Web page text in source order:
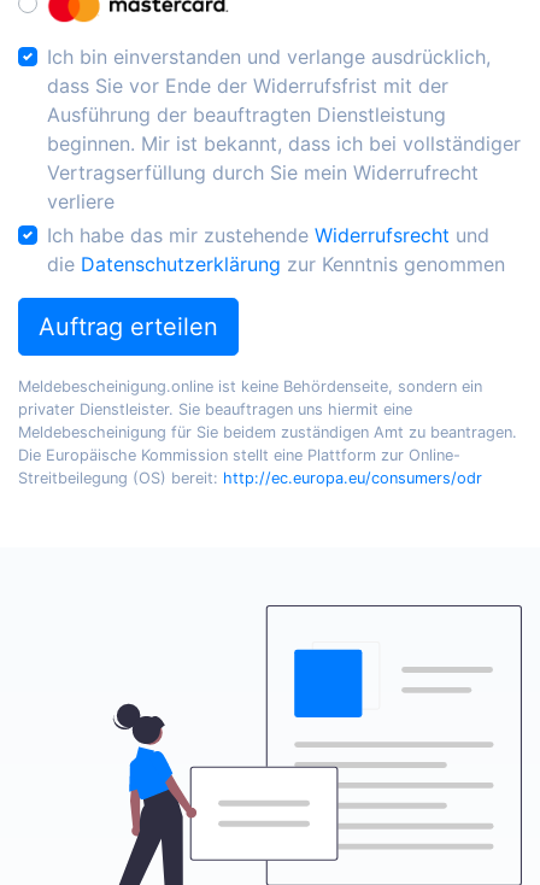
Ich bin einverstanden und verlange ausdrücklich,
dass Sie vor Ende der Widerrufsfrist mit der
Ausführung der beauftragten Dienstleistung
beginnen. Mir ist bekannt, dass ich bei vollständiger
Vertragserfüllung durch Sie mein Widerrufrecht
verliere
Ich habe das mir zustehende Widerrufsrecht und
die Datenschutzerklärung zur Kenntnis genommen
Auftrag erteilen
Meldebescheinigung.online ist keine Behördenseite, sondern ein
privater Dienstleister. Sie beauftragen uns hiermit eine
Meldebescheinigung für Sie beidem zuständigen Amt zu beantragen.
Die Europäische Kommission stellt eine Plattform zur Online-
Streitbeilegung (OS) bereit: http://ec.europa.eu/consumers/odr